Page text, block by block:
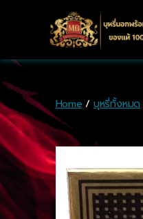
Home / บุหรี่ทั้งหมด